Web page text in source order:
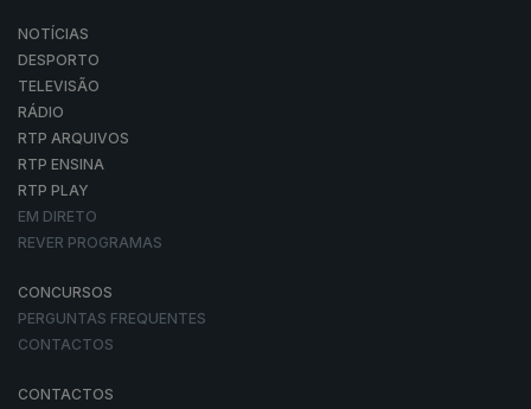
NOTÍCIAS
DESPORTO
TELEVISÃO
RÁDIO
RTP ARQUIVOS
RTP ENSINA
RTP PLAY
EM DIRETO
REVER PROGRAMAS
CONCURSOS
PERGUNTAS FREQUENTES
CONTACTOS
CONTACTOS